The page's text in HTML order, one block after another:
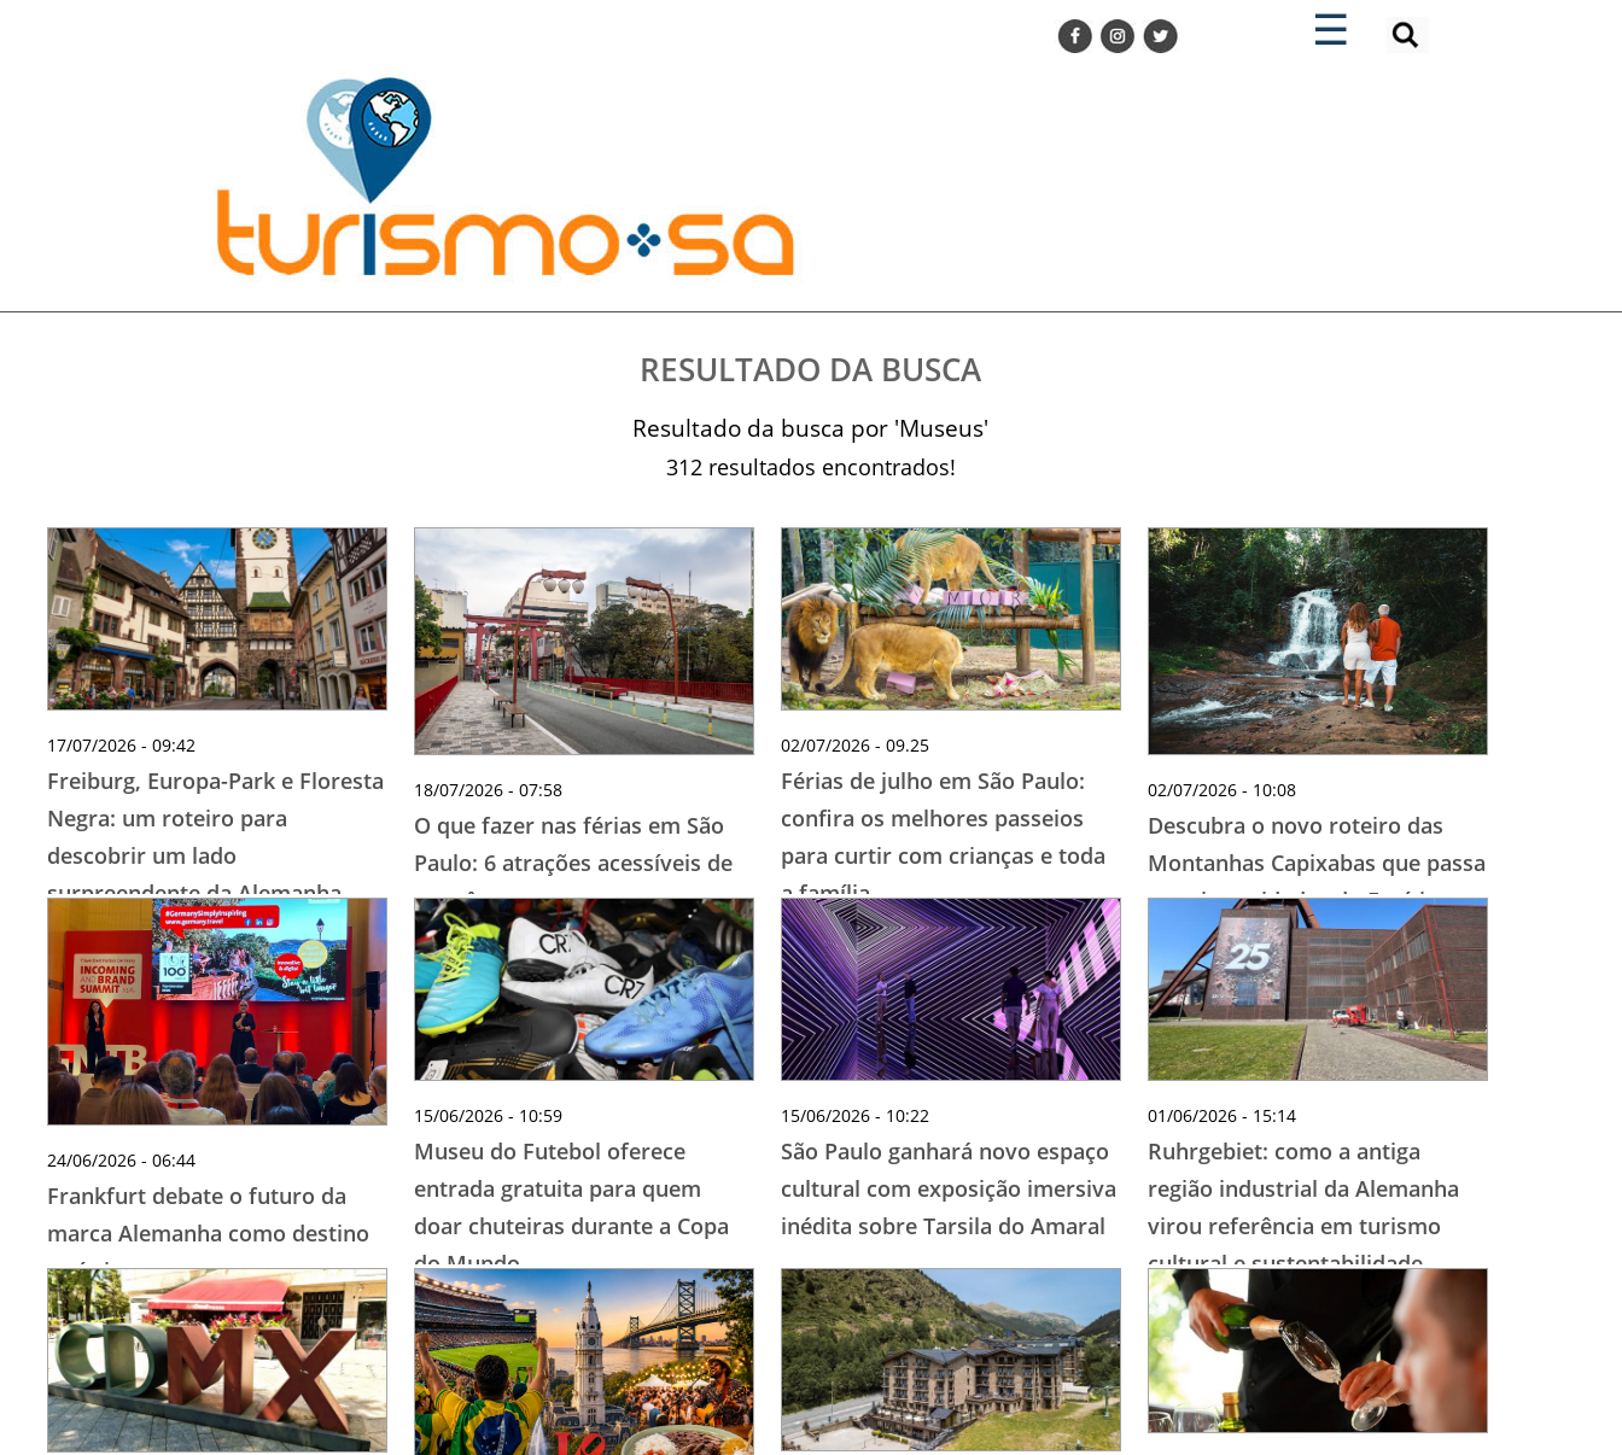
☰
CITY BREAK
TURISMO E MERCADO
HOTELARIA
GASTRONOMIA
DICAS
TURISMO SA TV
TESTADO E APROVADO
ÚLTIMAS NOTÍCIAS
PARCEIROS
QUEM SOMOS - EQUIPE
CONTATO
Pesquisar:
RESULTADO DA BUSCA
Resultado da busca por 'Museus'
312 resultados encontrados!
17/07/2026 - 09:42
Freiburg, Europa-Park e Floresta
Negra: um roteiro para
descobrir um lado
surpreendente da Alemanha
18/07/2026 - 07:58
O que fazer nas férias em São
Paulo: 6 atrações acessíveis de
metrô
02/07/2026 - 09.25
Férias de julho em São Paulo:
confira os melhores passeios
para curtir com crianças e toda
a família
02/07/2026 - 10:08
Descubra o novo roteiro das
Montanhas Capixabas que passa
por cinco cidades do Espírito
Santo
24/06/2026 - 06:44
Frankfurt debate o futuro da
marca Alemanha como destino
turístico em encontro
internacional promovido pelo
GNTB
15/06/2026 - 10:59
Museu do Futebol oferece
entrada gratuita para quem
doar chuteiras durante a Copa
do Mundo
15/06/2026 - 10:22
São Paulo ganhará novo espaço
cultural com exposição imersiva
inédita sobre Tarsila do Amaral
01/06/2026 - 15:14
Ruhrgebiet: como a antiga
região industrial da Alemanha
virou referência em turismo
cultural e sustentabilidade